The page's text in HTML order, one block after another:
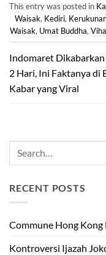
This entry was posted in
Waisak, Kediri,
Waisak, Umat Buddha,
Indomaret
2 Hari, Ini Faktanya di
Kabar yang Viral
RECENT POSTS
Commune Hong Kong
Kontroversi Ijazah